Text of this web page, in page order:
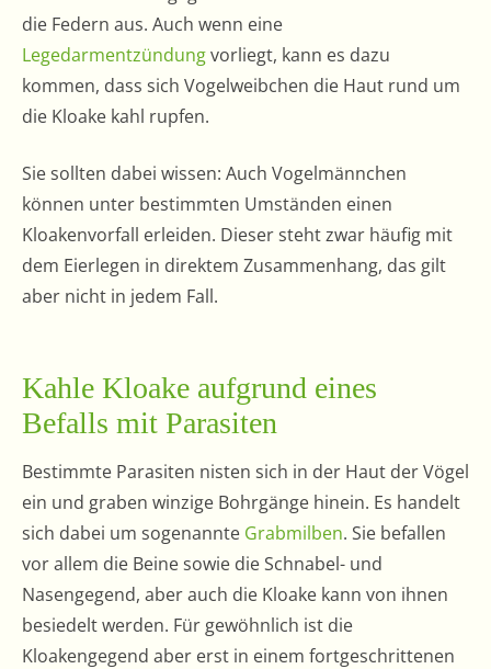
die Federn aus. Auch wenn eine
Legedarmentzündungvorliegt, kann es dazu
kommen, dass sich Vogelweibchen die Haut rund um
die Kloake kahl rupfen.
Sie sollten dabei wissen: Auch Vogelmännchen
können unter bestimmten Umständen einen
Kloakenvorfall erleiden. Dieser steht zwar häufig mit
dem Eierlegen in direktem Zusammenhang, das gilt
aber nicht in jedem Fall.
Kahle Kloake aufgrund eines
Befalls mit Parasiten
Bestimmte Parasiten nisten sich in der Haut der Vögel
ein und graben winzige Bohrgänge hinein. Es handelt
sich dabei um sogenannte Grabmilben. Sie befallen
vor allem die Beine sowie die Schnabel- und
Nasengegend, aber auch die Kloake kann von ihnen
besiedelt werden. Für gewöhnlich ist die
Kloakengegend aber erst in einem fortgeschrittenen